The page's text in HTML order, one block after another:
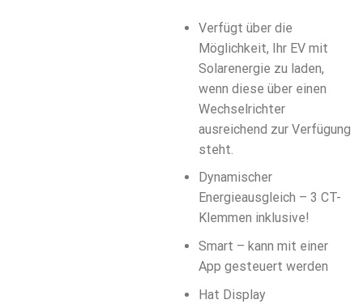
Verfügt über die
Möglichkeit, Ihr EV mit
Solarenergie zu laden,
wenn diese über einen
Wechselrichter
ausreichend zur Verfügung
steht.
Dynamischer
Energieausgleich – 3 CT-
Klemmen inklusive!
Smart – kann mit einer
App gesteuert werden
Hat Display